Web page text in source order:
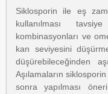
Siklosporin ile eş
kullanılması
kombinasyonları ve
kan seviyesini
düşürebileceğinden
Aşılamaların
sonra yapılması